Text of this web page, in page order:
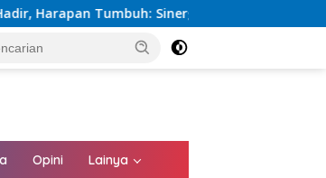
Kementerian dan PLN Percepat
Opini Lainya